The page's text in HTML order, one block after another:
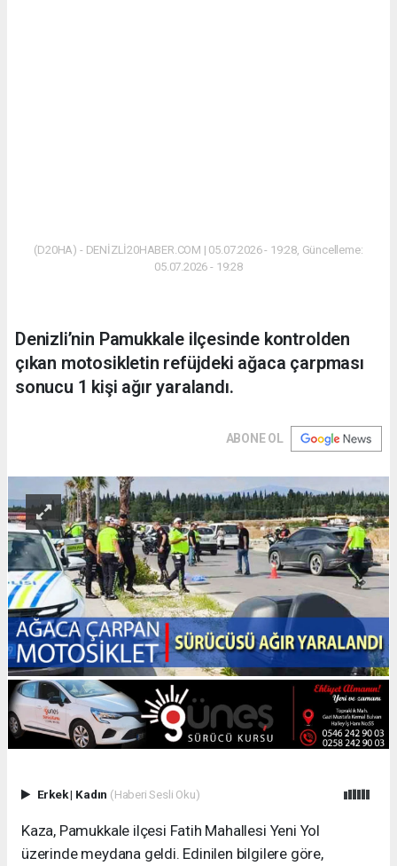
(D20HA) - DENİZLİ20HABER.COM | 05.07.2026 - 19:28, Güncelleme:
05.07.2026 - 19:28
Denizli’nin Pamukkale ilçesinde kontrolden
çıkan motosikletin refüjdeki ağaca çarpması
sonucu 1 kişi ağır yaralandı.
ABONE OL
Erkek| Kadın (Haberi Sesli Oku)
Kaza, Pamukkale ilçesi Fatih Mahallesi Yeni Yol
üzerinde meydana geldi. Edinilen bilgilere göre,